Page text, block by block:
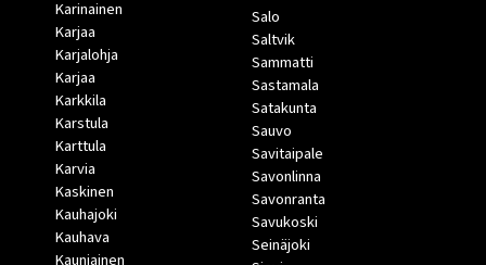
Karinainen
Karjaa
Karjalohja
Karjaa
Karkkila
Karstula
Karttula
Karvia
Kaskinen
Kauhajoki
Kauhava
Salo
Saltvik
Sammatti
Sastamala
Satakunta
Sauvo
Savitaipale
Savonlinna
Savonranta
Savukoski
Seinäjoki